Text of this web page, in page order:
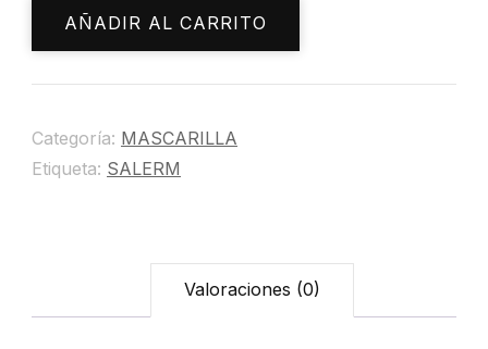
cantidad
AÑADIR AL CARRITO
Categoría: MASCARILLA
Etiqueta: SALERM
Valoraciones (0)